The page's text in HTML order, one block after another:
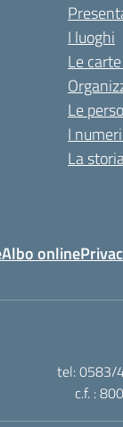
I luoghi
Le
Le
I
La
Albo online
tel: 0583/
c.f. :